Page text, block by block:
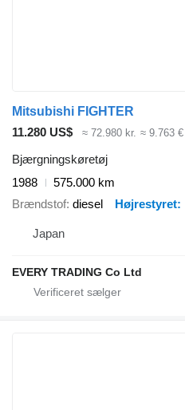
Mitsubishi FIGHTER
11.280 US$
≈ 72.980 kr. ≈ 9.763 €
Bjærgningskøretøj
1988
575.000 km
Brændstof diesel Højrestyret
Japan
EVERY TRADING Co Ltd